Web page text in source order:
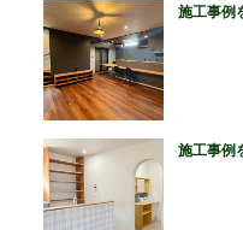
施工事例
施工事例